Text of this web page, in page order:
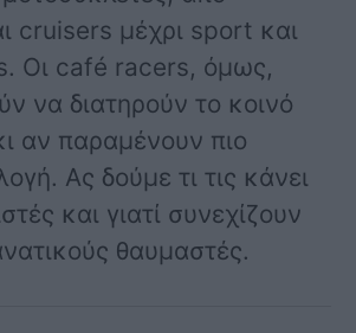
cruisers μέχρι sport και
Οι café racers, όμως,
να διατηρούν το κοινό
αν παραμένουν πιο
Ας δούμε τι τις κάνει
και γιατί συνεχίζουν
θαυμαστές.